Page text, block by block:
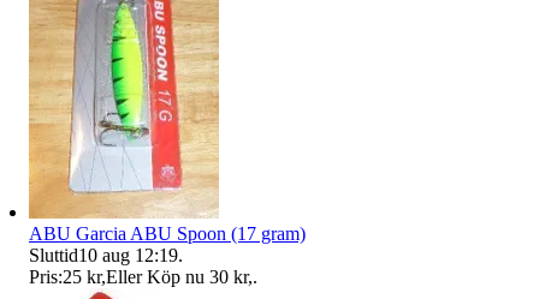
ABU Garcia ABU Spoon (17 gram)
Sluttid10 aug 12:19.
Pris:25 kr,Eller Köp nu 30 kr,.